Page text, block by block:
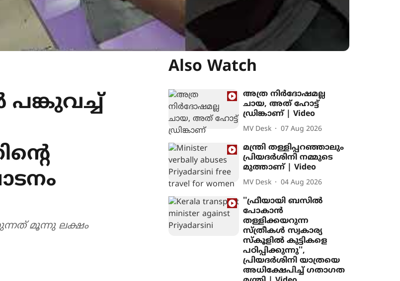
പങ്കുവച്ച്
മൂന്നു ലക്ഷം
Also Watch
അത്ര നിർദോഷമല്ല
ചായ, അത് ഹോട്ട്
ഡ്രിങ്കാണ് | Video
MV Desk 07 Aug 2026
മന്ത്രി തള്ളിപ്പറഞ്ഞാലും
പ്രിയദർശിനി നമ്മുടെ
മുത്താണ് | Video
MV Desk 04 Aug 2026
''ഫ്രീയായി ബസിൽ
പോകാൻ
തള്ളിക്കയറുന്ന
സ്ത്രീകൾ സ്വകാര്യ
സ്കൂളിൽ കുട്ടികളെ
പഠിപ്പിക്കുന്നു'',
പ്രിയദർശിനി യാത്രയെ
അധിക്ഷേപിച്ച് ഗതാഗത